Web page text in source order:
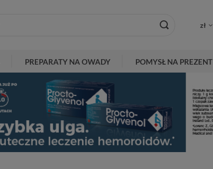
zł
PREPARATY NA OWADY POMYSŁ NA PREZENT